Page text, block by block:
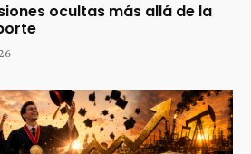
ocultas más allá de la